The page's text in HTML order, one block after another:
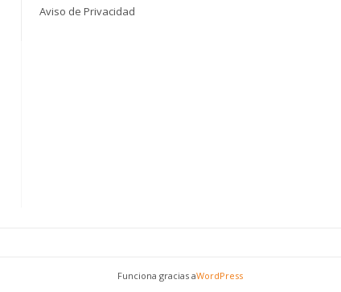
Aviso de Privacidad
Funciona gracias aWordPress